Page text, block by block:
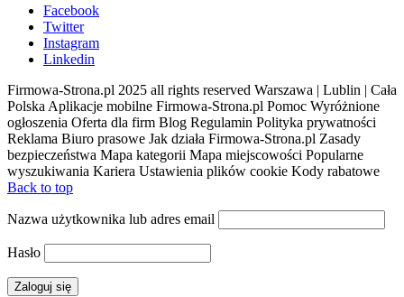
Facebook
Twitter
Instagram
Linkedin
Firmowa-Strona.pl 2025 all rights reserved Warszawa | Lublin | Cała
Polska Aplikacje mobilne Firmowa-Strona.pl Pomoc Wyróżnione
ogłoszenia Oferta dla firm Blog Regulamin Polityka prywatności
Reklama Biuro prasowe Jak działa Firmowa-Strona.pl Zasady
bezpieczeństwa Mapa kategorii Mapa miejscowości Popularne
wyszukiwania Kariera Ustawienia plików cookie Kody rabatowe
Back to top
Nazwa użytkownika lub adres email
Hasło